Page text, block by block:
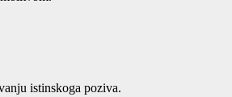
istinskoga poziva.